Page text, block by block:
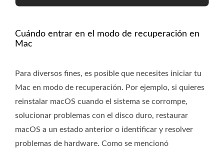
Cuándo entrar en el modo de recuperación en
Mac
Para diversos fines, es posible que necesites iniciar tu
Mac en modo de recuperación. Por ejemplo, si quieres
reinstalar macOS cuando el sistema se corrompe,
solucionar problemas con el disco duro, restaurar
macOS a un estado anterior o identificar y resolver
problemas de hardware. Como se mencionó